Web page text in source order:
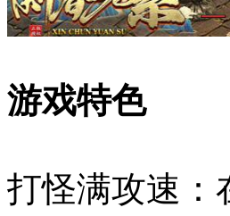
游戏特色
打怪满攻速：